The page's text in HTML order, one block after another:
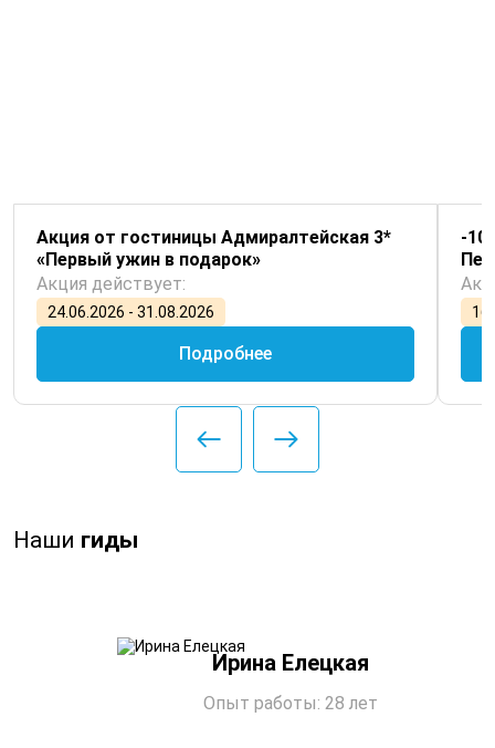
Акция от гостиницы Адмиралтейская 3*
«Первый ужин в подарок»
Акция действует:
24.06.2026 - 31.08.2026
Подробнее
-
Наши гиды
Ирина Елецкая
Опыт работы: 28 лет